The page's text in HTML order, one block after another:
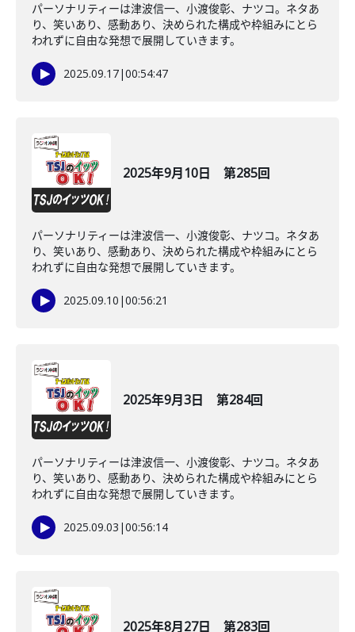
パーソナリティーは津波信一、小渡俊彰、ナツコ。ネタあ
り、笑いあり、感動あり、決められた構成や枠組みにとら
われずに自由な発想で展開していきます。
2025.09.17|00:54:47
2025年9月10日 第285回
パーソナリティーは津波信一、小渡俊彰、ナツコ。ネタあ
り、笑いあり、感動あり、決められた構成や枠組みにとら
われずに自由な発想で展開していきます。
2025.09.10 |00:56:21
2025年9月3日 第284回
パーソナリティーは津波信一、小渡俊彰、ナツコ。ネタあ
り、笑いあり、感動あり、決められた構成や枠組みにとら
われずに自由な発想で展開していきます。
2025.09.03 |00:56:14
2025年8月27日 第283回